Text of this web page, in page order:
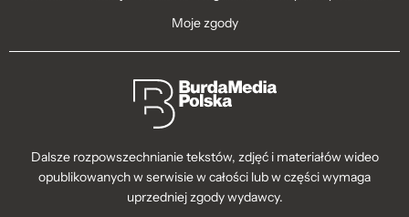
Moje zgody
Dalsze rozpowszechnianie tekstów, zdjęć i materiałów wideo
opublikowanych w serwisie w całości lub w części wymaga
uprzedniej zgody wydawcy.